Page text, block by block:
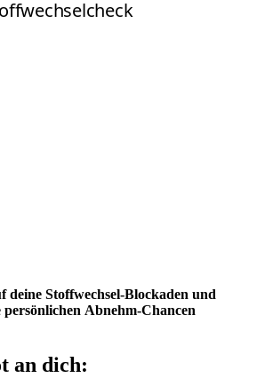
deine Stoffwechsel-Blockaden und
persönlichen Abnehm-Chancen
an dich: